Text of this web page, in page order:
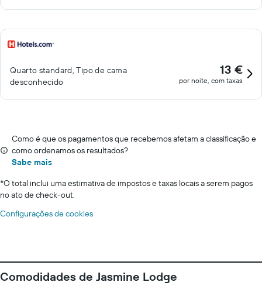
Quarto standard, Tipo de cama
desconhecido
13 €
por noite, com taxas
Como é que os pagamentos que recebemos afetam a classificação e
como ordenamos os resultados?
Sabe mais
*O total inclui uma estimativa de impostos e taxas locais a serem pagos
no ato de check-out.
Configurações de cookies
Comodidades de Jasmine Lodge